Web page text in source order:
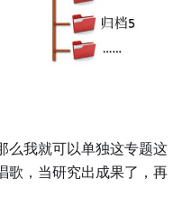
么我就可以单独这专题这
歌，当研究出成果了，再